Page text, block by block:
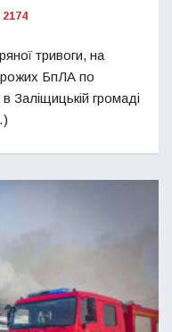
2174
тривоги, на
БпЛА по
Заліщицькій громаді